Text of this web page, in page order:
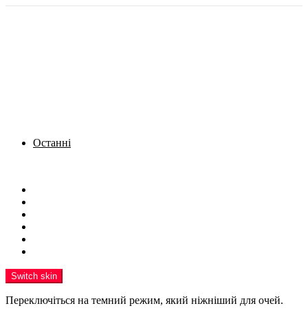
Останні
Switch skin
Переключіться на темний режим, який ніжніший для очей.